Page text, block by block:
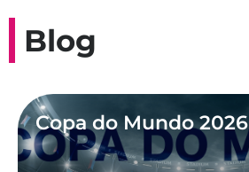
Blog
Copa do Mundo 2026